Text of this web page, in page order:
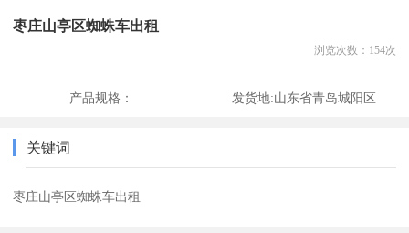
枣庄山亭区蜘蛛车出租
浏览次数： 154次
产品规格： 发货地:山东省青岛城阳区
关键词
枣庄山亭区蜘蛛车出租